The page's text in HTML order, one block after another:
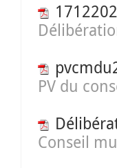
PV du
Conseil